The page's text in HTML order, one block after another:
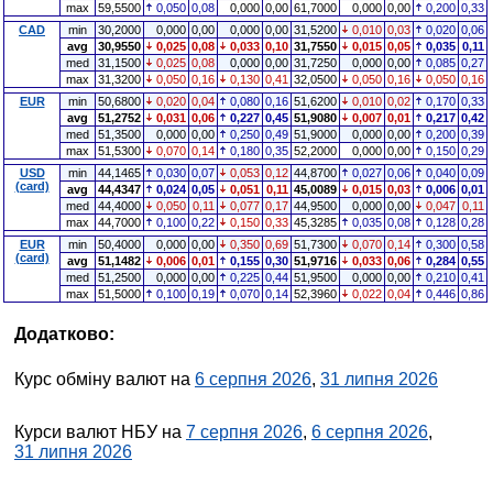
max
59,5500 0,050 0,08 0,000 0,00 61,7000 0,000 0,00 0,200 0,33
CAD
min 30,2000 0,000 0,00 0,000 0,00 31,5200 0,010 0,03 0,020 0,06
avg
30,9550 0,025 0,08 0,033 0,10 31,7550 0,015 0,05 0,035 0,11
med
31,1500 0,025 0,08 0,000 0,00 31,7250 0,000 0,00 0,085 0,27
max
31,3200 0,050 0,16 0,130 0,41 32,0500 0,050 0,16 0,050 0,16
EUR
min 50,6800 0,020 0,04 0,080 0,16 51,6200 0,010 0,02 0,170 0,33
avg
51,2752 0,031 0,06 0,227 0,45 51,9080 0,007 0,01 0,217 0,42
med
51,3500 0,000 0,00 0,250 0,49 51,9000 0,000 0,00 0,200 0,39
max
51,5300 0,070 0,14 0,180 0,35 52,2000 0,000 0,00 0,150 0,29
USD
(card)
min 44,1465 0,030 0,07 0,053 0,12 44,8700 0,027 0,06 0,040 0,09
avg
44,4347 0,024 0,05 0,051 0,11 45,0089 0,015 0,03 0,006 0,01
med
44,4000 0,050 0,11 0,077 0,17 44,9500 0,000 0,00 0,047 0,11
max
44,7000 0,100 0,22 0,150 0,33 45,3285 0,035 0,08 0,128 0,28
EUR
(card)
min 50,4000 0,000 0,00 0,350 0,69 51,7300 0,070 0,14 0,300 0,58
avg
51,1482 0,006 0,01 0,155 0,30 51,9716 0,033 0,06 0,284 0,55
med
51,2500 0,000 0,00 0,225 0,44 51,9500 0,000 0,00 0,210 0,41
max
51,5000 0,100 0,19 0,070 0,14 52,3960 0,022 0,04 0,446 0,86
Додатково:
Курс обміну валют на 6 серпня 2026, 31 липня 2026
Курси валют НБУ на 7 серпня 2026, 6 серпня 2026,
31 липня 2026